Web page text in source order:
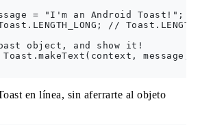
= "I'm an Android Toast!";
//
object, and show it!
Toast.makeText(context,
en línea, sin aferrarte al objeto